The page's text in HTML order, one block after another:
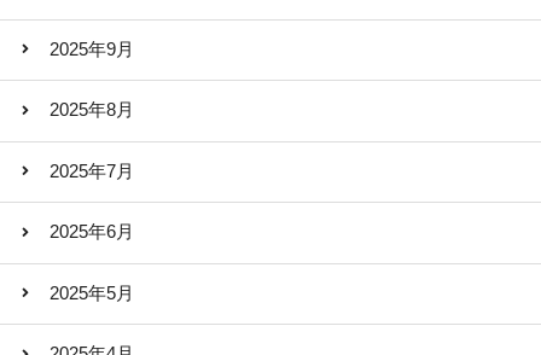
2025年9月
2025年8月
2025年7月
2025年6月
2025年5月